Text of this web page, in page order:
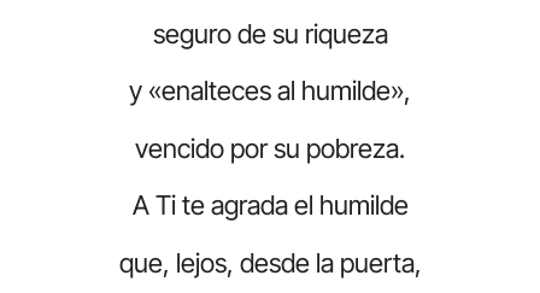
seguro de su riqueza
y «enalteces al humilde»,
vencido por su pobreza.
A Ti te agrada el humilde
que, lejos, desde la puerta,